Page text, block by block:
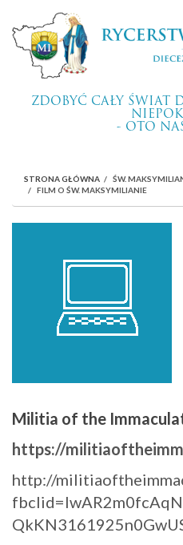
ZDOBYĆ CAŁY ŚWIAT
- OTO
STRONA GŁÓWNA
ŚW.
FILM O ŚW. MAKSYMILIANIE
Militia of the
https://
http://